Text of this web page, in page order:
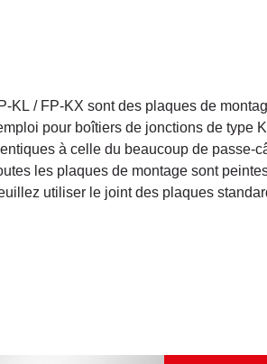
KL / FP-KX sont des plaques de
pour boîtiers de jonctions de type
à celle du beaucoup de passe-
les plaques de montage sont
utiliser le joint des plaques